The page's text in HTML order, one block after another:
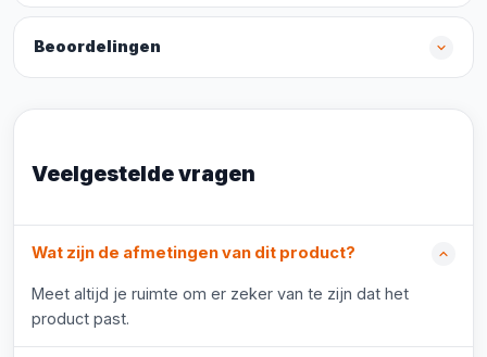
Beoordelingen
Veelgestelde vragen
Wat zijn de afmetingen van dit product?
Meet altijd je ruimte om er zeker van te zijn dat het
product past.